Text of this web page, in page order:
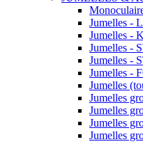
Jumelles -
Jumelles -
Jumelles -
Jumelles -
Jumelles -
Jumelles
Jumelles
Jumelles
Jumelles
Jumelles